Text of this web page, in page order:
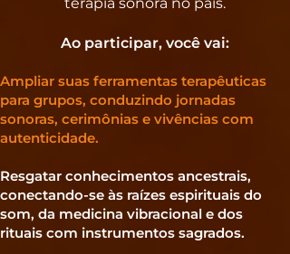
Ao participar, você vai:
Ampliar suas ferramentas terapêuticas
para grupos, conduzindo jornadas
sonoras, cerimônias e vivências com
autenticidade.
Resgatar conhecimentos ancestrais,
conectando-se às raízes espirituais do
som, da medicina vibracional e dos
rituais com instrumentos sagrados.